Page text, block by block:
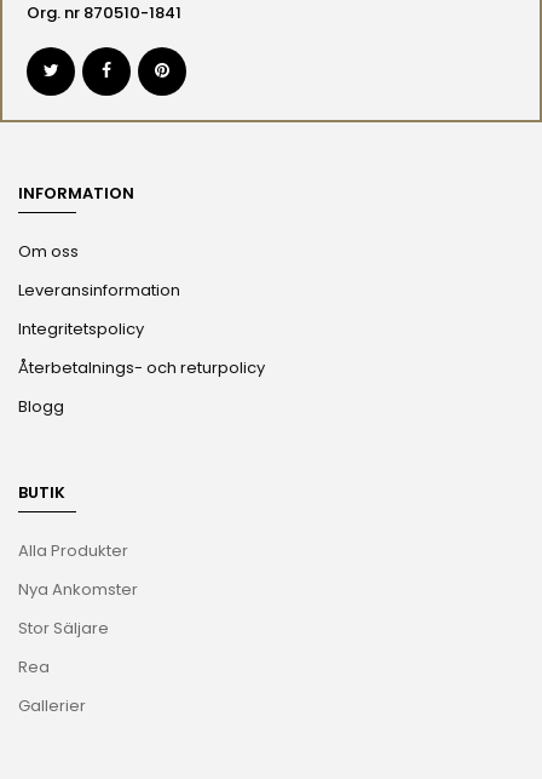
Org. nr 870510-1841
INFORMATION
Om oss
Leveransinformation
Integritetspolicy
Återbetalnings- och returpolicy
Blogg
BUTIK
Alla Produkter
Nya Ankomster
Stor Säljare
Rea
Gallerier